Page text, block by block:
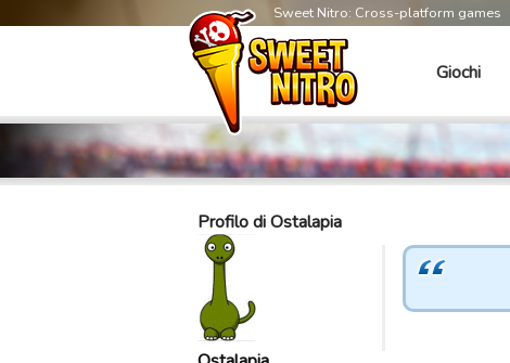
Sweet Nitro: Cross-platform games
Giochi
Profilo di Ostalapia